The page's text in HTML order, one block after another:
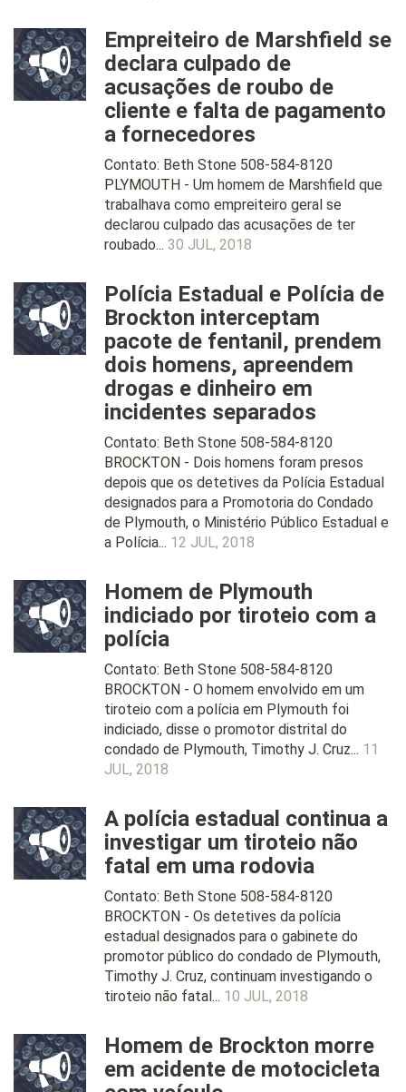
Empreiteiro de Marshfield se
declara culpado de
acusações de roubo de
cliente e falta de pagamento
a fornecedores
Contato: Beth Stone 508-584-8120
PLYMOUTH - Um homem de Marshfield que
trabalhava como empreiteiro geral se
declarou culpado das acusações de ter
roubado... 30 JUL, 2018
Polícia Estadual e Polícia de
Brockton interceptam
pacote de fentanil, prendem
dois homens, apreendem
drogas e dinheiro em
incidentes separados
Contato: Beth Stone 508-584-8120
BROCKTON - Dois homens foram presos
depois que os detetives da Polícia Estadual
designados para a Promotoria do Condado
de Plymouth, o Ministério Público Estadual e
a Polícia... 12 JUL, 2018
Homem de Plymouth
indiciado por tiroteio com a
polícia
Contato: Beth Stone 508-584-8120
BROCKTON - O homem envolvido em um
tiroteio com a polícia em Plymouth foi
indiciado, disse o promotor distrital do
condado de Plymouth, Timothy J. Cruz... 11
JUL, 2018
A polícia estadual continua a
investigar um tiroteio não
fatal em uma rodovia
Contato: Beth Stone 508-584-8120
BROCKTON - Os detetives da polícia
estadual designados para o gabinete do
promotor público do condado de Plymouth,
Timothy J. Cruz, continuam investigando o
tiroteio não fatal... 10 JUL, 2018
Homem de Brockton morre
em acidente de motocicleta